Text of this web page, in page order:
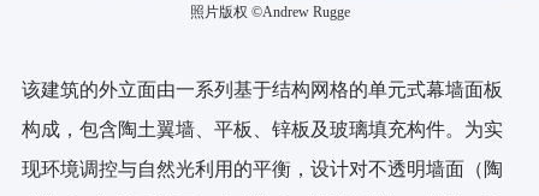
照片版权 ©Andrew Rugge
该建筑的外立面由一系列基于结构网格的单元式幕墙面板
构成，包含陶土翼墙、平板、锌板及玻璃填充构件。为实
现环境调控与自然光利用的平衡，设计对不透明墙面（陶